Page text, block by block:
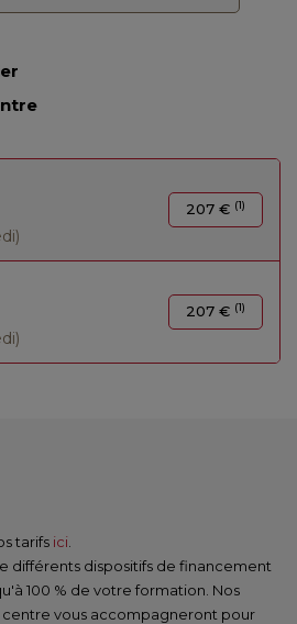
207 € (1)
207 € (1)
tarifs ici
différents dispositifs de financement
100 % de votre formation. Nos
vous accompagneront pour